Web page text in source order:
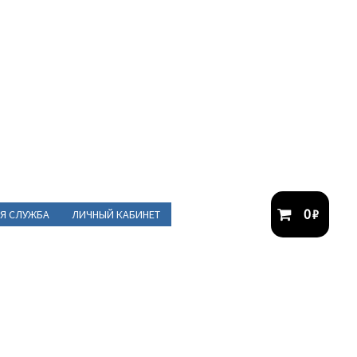
СЛУЖБА ЛИЧНЫЙ КАБИНЕТ 0₽